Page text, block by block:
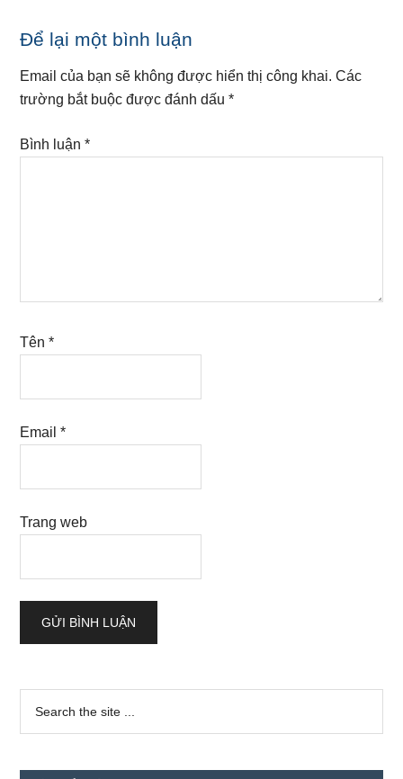
Reader
Interactions
Để lại một bình luận
Email của bạn sẽ không được hiển thị công khai. Các
trường bắt buộc được đánh dấu*
Bình luận*
Tên*
Email*
Trang web
Sidebar
chính
...